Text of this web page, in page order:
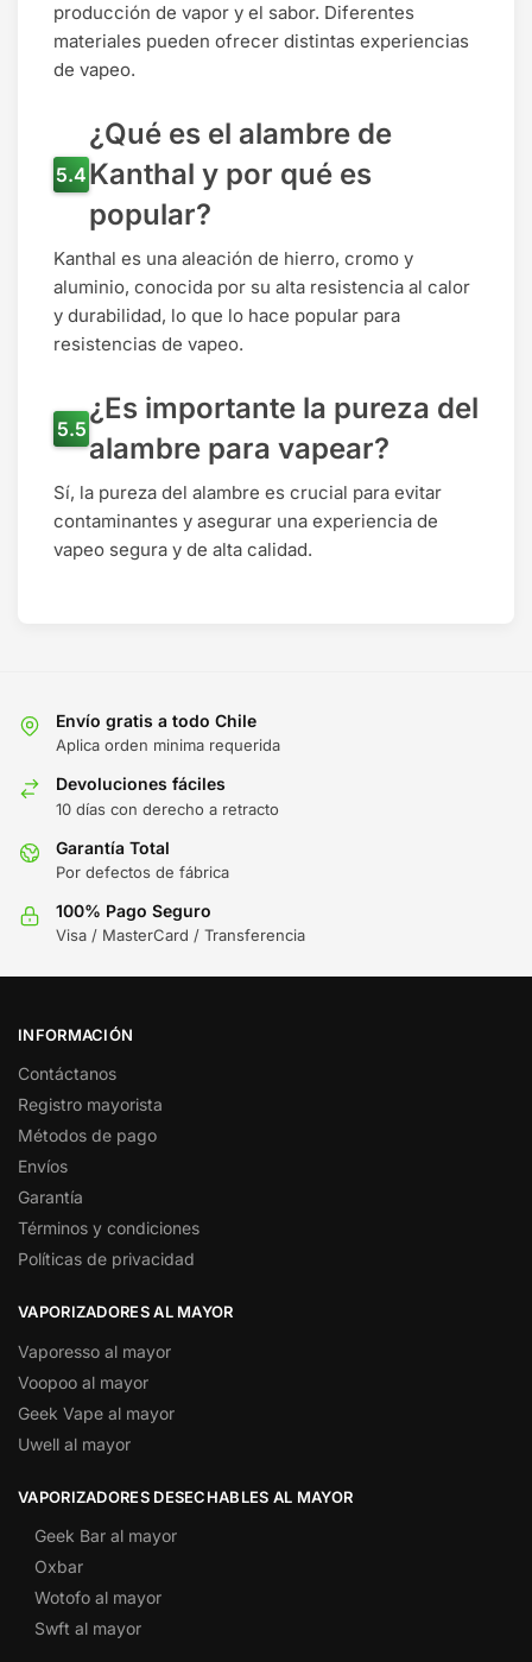
producción de vapor y el sabor. Diferentes
materiales pueden ofrecer distintas experiencias
de vapeo.
¿Qué es el alambre de
Kanthal y por qué es
popular?
Kanthal es una aleación de hierro, cromo y
aluminio, conocida por su alta resistencia al calor
y durabilidad, lo que lo hace popular para
resistencias de vapeo.
¿Es importante la pureza del
alambre para vapear?
Sí, la pureza del alambre es crucial para evitar
contaminantes y asegurar una experiencia de
vapeo segura y de alta calidad.
Envío gratis a todo Chile
Aplica orden minima requerida
Devoluciones fáciles
10 días con derecho a retracto
Garantía Total
Por defectos de fábrica
100% Pago Seguro
Visa / MasterCard / Transferencia
INFORMACIÓN
Contáctanos
Registro mayorista
Métodos de pago
Envíos
Garantía
Términos y condiciones
Políticas de privacidad
VAPORIZADORES AL MAYOR
Vaporesso al mayor
Voopoo al mayor
Geek Vape al mayor
Uwell al mayor
VAPORIZADORES DESECHABLES AL MAYOR
Geek Bar al mayor
Oxbar
Wotofo al mayor
Swft al mayor